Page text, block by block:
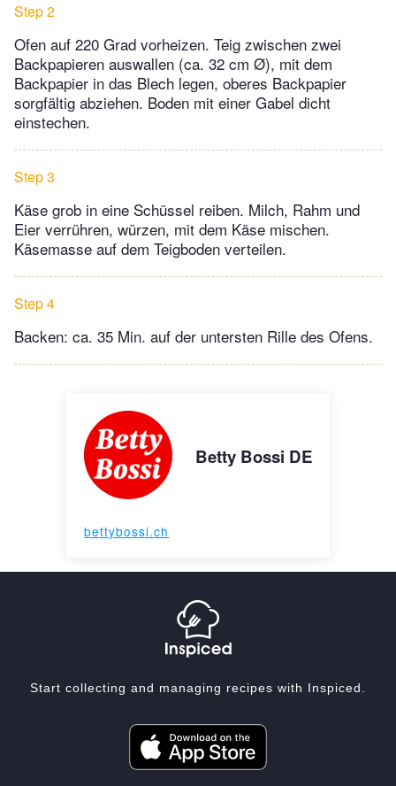
Step 2
Ofen auf 220 Grad vorheizen. Teig zwischen zwei
Backpapieren auswallen (ca. 32 cm Ø), mit dem
Backpapier in das Blech legen, oberes Backpapier
sorgfältig abziehen. Boden mit einer Gabel dicht
einstechen.
Step 3
Käse grob in eine Schüssel reiben. Milch, Rahm und
Eier verrühren, würzen, mit dem Käse mischen.
Käsemasse auf dem Teigboden verteilen.
Step 4
Backen: ca. 35 Min. auf der untersten Rille des Ofens.
Betty Bossi DE
bettybossi.ch
Start collecting and managing recipes with Inspiced.